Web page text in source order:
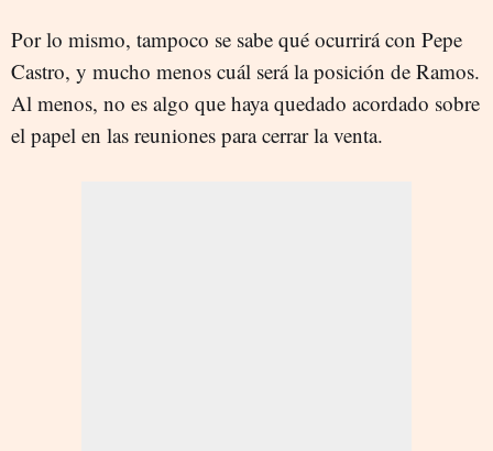
Por lo mismo, tampoco se sabe qué ocurrirá con Pepe
Castro, y mucho menos cuál será la posición de Ramos.
Al menos, no es algo que haya quedado acordado sobre
el papel en las reuniones para cerrar la venta.